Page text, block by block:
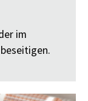
im